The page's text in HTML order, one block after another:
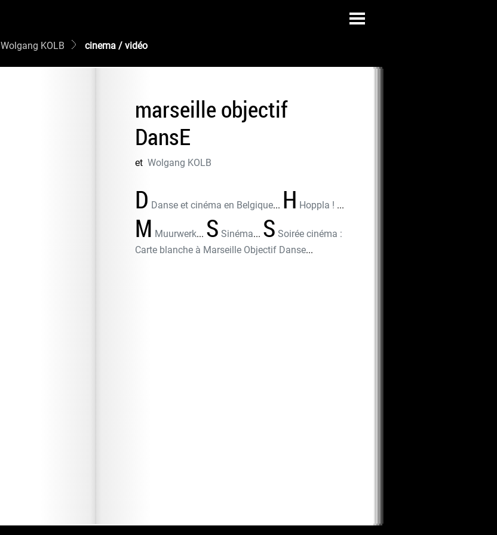
Wolgang KOLB cinema / vidéo
marseille objectif
DansE
et Wolgang KOLB
D Danse et cinéma en Belgique... H Hoppla ! ...
M Muurwerk... S Sinéma... S Soirée cinéma :
Carte blanche à Marseille Objectif Danse...